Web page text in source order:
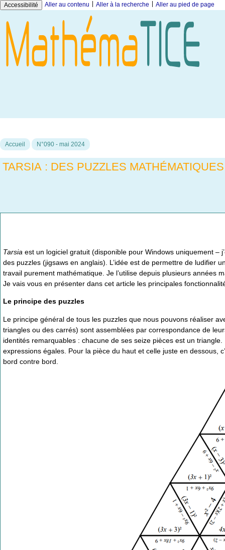
Accessibilité Aller au contenu Aller à la recherche Aller au pied de page
Accueil N°090 - mai 2024
TARSIA : DES PUZZLES MATHÉMATIQUES
Tarsia est un logiciel gratuit (disponible pour Windows uniquement –
des puzzles (jigsaws en anglais). L’idée est de permettre de ludifier
travail purement mathématique. Je l’utilise depuis plusieurs années
Je vais vous en présenter dans cet article les principales
Le principe des puzzles
Le principe général de tous les puzzles que nous pouvons réaliser
triangles ou des carrés) sont assemblées par correspondance de
identités remarquables : chacune de ses seize pièces est un
expressions égales. Pour la pièce du haut et celle juste en dessous,
bord contre bord.